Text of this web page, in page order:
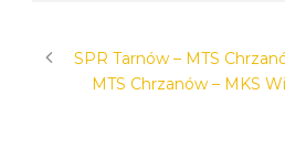
SPR Tarnów – MTS
MTS Chrzanów – MKS